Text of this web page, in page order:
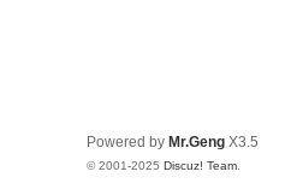
Powered by Mr.Geng X3.5
© 2001-2025 Discuz! Team